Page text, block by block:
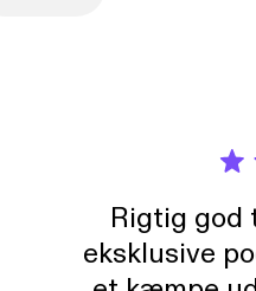
Rigtig god
eksklusive